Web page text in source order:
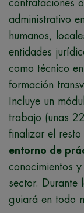
contrataciones
administrativo
humanos,
entidades
como técnico
formación
Incluye un
trabajo (unas
finalizar el
entorno de
conocimientos
sector. Durante
guiará en todo